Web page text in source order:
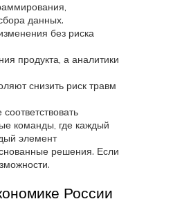
данных.
без риска
продукта, а аналитики
снизить риск травм
команды, где каждый
элемент
решения. Если
России